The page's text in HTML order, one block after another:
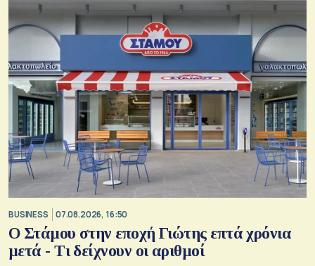
BUSINESS 07.08.2026, 16:50
Ο Στάμου στην εποχή Γιώτης επτά χρόνια
μετά - Τι δείχνουν οι αριθμοί